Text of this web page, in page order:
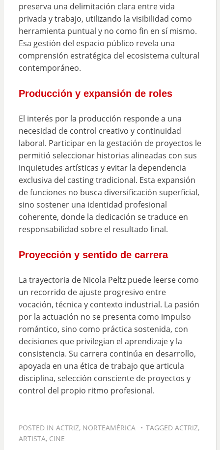
preserva una delimitación clara entre vida
privada y trabajo, utilizando la visibilidad como
herramienta puntual y no como fin en sí mismo.
Esa gestión del espacio público revela una
comprensión estratégica del ecosistema cultural
contemporáneo.
Producción y expansión de roles
El interés por la producción responde a una
necesidad de control creativo y continuidad
laboral. Participar en la gestación de proyectos le
permitió seleccionar historias alineadas con sus
inquietudes artísticas y evitar la dependencia
exclusiva del casting tradicional. Esta expansión
de funciones no busca diversificación superficial,
sino sostener una identidad profesional
coherente, donde la dedicación se traduce en
responsabilidad sobre el resultado final.
Proyección y sentido de carrera
La trayectoria de Nicola Peltz puede leerse como
un recorrido de ajuste progresivo entre
vocación, técnica y contexto industrial. La pasión
por la actuación no se presenta como impulso
romántico, sino como práctica sostenida, con
decisiones que privilegian el aprendizaje y la
consistencia. Su carrera continúa en desarrollo,
apoyada en una ética de trabajo que articula
disciplina, selección consciente de proyectos y
control del propio ritmo profesional.
POSTED IN ACTRIZ, NORTEAMÉRICA TAGGED ACTRIZ,
ARTISTA, CINE